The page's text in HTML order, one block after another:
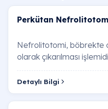
Perkütan
Nefrolitotomi, böbrekte
olarak çıkarılması
taşlarının boyutu, yeri,
Detaylı Bilgi